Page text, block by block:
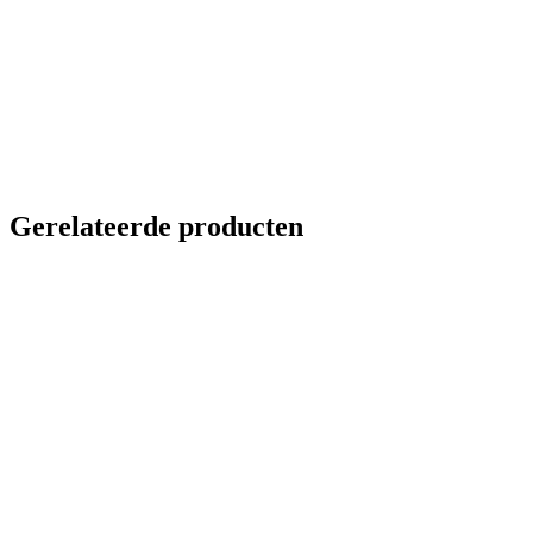
Gerelateerde producten